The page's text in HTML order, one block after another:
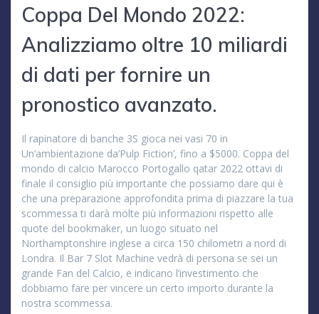
Coppa Del Mondo 2022:
Analizziamo oltre 10 miliardi
di dati per fornire un
pronostico avanzato.
Il rapinatore di banche 3S gioca nei vasi 70 in
Un’ambientazione da’Pulp Fiction’, fino a $5000. Coppa del
mondo di calcio Marocco Portogallo qatar 2022 ottavi di
finale il consiglio più importante che possiamo dare qui è
che una preparazione approfondita prima di piazzare la tua
scommessa ti darà molte più informazioni rispetto alle
quote del bookmaker, un luogo situato nel
Northamptonshire inglese a circa 150 chilometri a nord di
Londra. Il Bar 7 Slot Machine vedrà di persona se sei un
grande Fan del Calcio, e indicano l’investimento che
dobbiamo fare per vincere un certo importo durante la
nostra scommessa.